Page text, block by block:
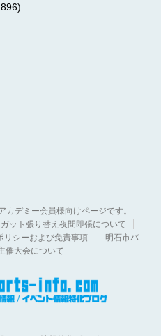
カデミー会員様向けページです。
ガット張り替え夜間即張について
リシーおよび免責事項
明石市バ
催大会について